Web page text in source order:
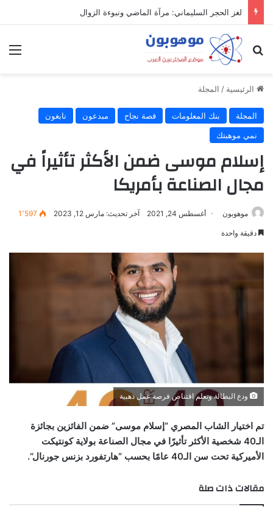
لغز الحجر السليماني: مرآة الماضي ونبوءة الزوال
بحث عن
الرئيسية / المجلة
المجلة بنك المعلومات قصة نجاح مبدعون
نابغون
نمي موهبتك
إسلام موسى ضمن الأكثر تأثيراً في
مجال الصناعة بأمريكا
موهوبون أغسطس 24, 2021 آخر تحديث: مارس 12, 2023 1٬597
دقيقة واحدة
ودع البطالة وتعلم اقتناص فرصة عمل ذهبية
تم اختيار الشاب المصري “إسلام موسى” ضمن الفائزين بجائزة
الـ40 شخصية الأكثر تأثيرًا في مجال الصناعة بولاية كونتيكت
الأميركية تحت سن الـ40 عامًا بحسب “هارتفورد بزنس جورنال
“
.
مقالات ذات صلة